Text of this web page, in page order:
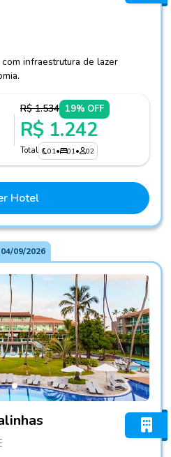
infraestrutura de lazer
R$ 1.534 19% OFF
R$ 1.242
Total 01• 01• 02
Hotel
04/09/2026